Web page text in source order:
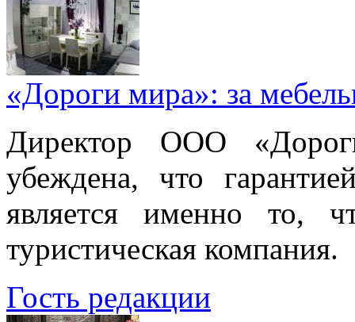
«Дороги мира»: за
Директор ООО
убеждена, что
является именно то,
туристическая компания.
Гость редакции